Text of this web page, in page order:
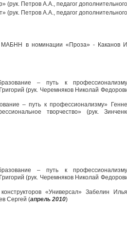
Петров А.А., педагог
Петров А.А., педагог
МАБНН в номинации «Проза» - Каканов
– путь к
(рук. Черемняков Николай
– путь к профессионализму»
творчество» (рук.
– путь к
(рук. Черемняков Николай
конструкторов «Универсал» Забелин
Сергей (апрель 2010)